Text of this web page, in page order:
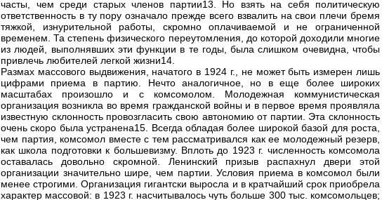
часты, чем среди старых членов партии13. Но взять на себя политическую
ответственность в ту пору означало прежде всего взвалить на свои плечи бремя
тяжкой, изнурительной работы, скромно оплачиваемой и не ограниченной
временем. Та степень физического переутомления, до которой доходили многие
из людей, выполнявших эти функции в те годы, была слишком очевидна, чтобы
привлечь любителей легкой жизни14.
Размах массового выдвижения, начатого в 1924 г., не может быть измерен лишь
цифрами приема в партию. Нечто аналогичное, но в еще более широких
масштабах произошло и с комсомолом. Молодежная коммунистическая
организация возникла во время гражданской войны и в первое время проявляла
известную склонность провозгласить свою автономию от партии. Эта склонность
очень скоро была устранена15. Всегда обладая более широкой базой для роста,
чем партия, комсомол вместе с тем рассматривался как ее молодежный резерв,
как школа подготовки к большевизму. Вплоть до 1923 г. численность комсомола
оставалась довольно скромной. Ленинский призыв распахнул двери этой
организации значительно шире, чем партии. Условия приема в комсомол были
менее строгими. Организация гигантски выросла и в кратчайший срок приобрела
характер массовой: в 1923 г. насчитывалось чуть больше 300 тыс. комсомольцев;